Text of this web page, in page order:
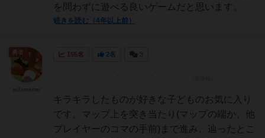
を問わずに遊べる良いゲームだと思います。
続きを読む（4年以上前）
155名 2名 3
キラキラしたものが好きな子どものお気に入り
です。マップ上を突き当たり(マップの端か、他
プレイヤーのコマの手前)まで進み、辿ったとこ
勇者